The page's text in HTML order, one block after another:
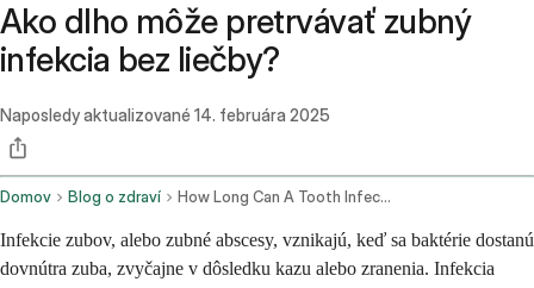
Ako dlho môže pretrvávať zubný
infekcia bez liečby?
Naposledy aktualizované 14. februára 2025
Domov Blog o zdraví How Long Can A Tooth Infection Go Untreated
Infekcie zubov, alebo zubné abscesy, vznikajú, keď sa baktérie dostanú
dovnútra zuba, zvyčajne v dôsledku kazu alebo zranenia. Infekcia